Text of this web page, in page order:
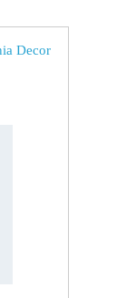
Decor